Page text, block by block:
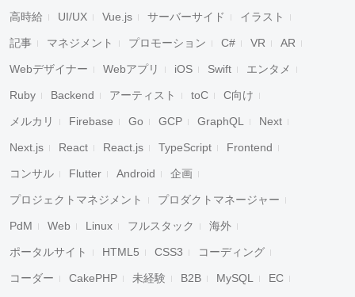
高時給 UI/UX Vue.js サーバーサイド イラスト
記事 マネジメント プロモーション C# VR AR
Webデザイナー Webアプリ iOS Swift エンタメ
Ruby Backend アーティスト toC C向け
メルカリ Firebase Go GCP GraphQL Next
Next.js React React.js TypeScript Frontend
コンサル Flutter Android 企画
プロジェクトマネジメント プロダクトマネージャー
PdM Web Linux フルスタック 海外
ポータルサイト HTML5 CSS3 コーディング
コーダー CakePHP 未経験 B2B MySQL EC